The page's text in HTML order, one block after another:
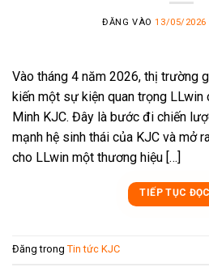
ĐĂNG VÀO13/05/2026
Vào tháng 4 năm 2026, thị trường
kiến một sự kiện quan trọng LLwin
Minh KJC. Đây là bước đi chiến
mạnh hệ sinh thái của KJC và mở
cho LLwin một thương hiệu […]
TIẾP TỤC ĐỌC
Đăng trong Tin tức KJC